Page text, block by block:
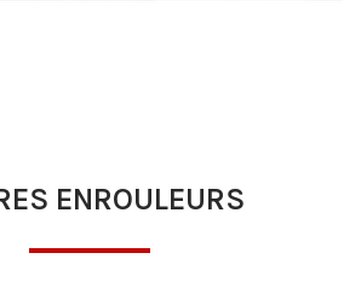
ENROULEURS